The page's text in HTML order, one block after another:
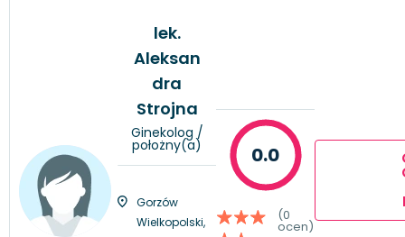
lek.
Aleksan
dra
Strojna
Ginekolog /
położny(a)
Gorzów
Wielkopolski,
0.0
(0
ocen)